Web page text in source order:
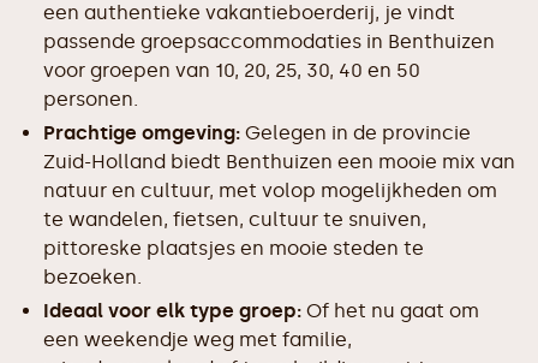
een authentieke vakantieboerderij, je vindt
passende groepsaccommodaties in Benthuizen
voor groepen van 10, 20, 25, 30, 40 en 50
personen.
Prachtige omgeving: Gelegen in de provincie
Zuid-Holland biedt Benthuizen een mooie mix van
natuur en cultuur, met volop mogelijkheden om
te wandelen, fietsen, cultuur te snuiven,
pittoreske plaatsjes en mooie steden te
bezoeken.
Ideaal voor elk type groep: Of het nu gaat om
een weekendje weg met familie,